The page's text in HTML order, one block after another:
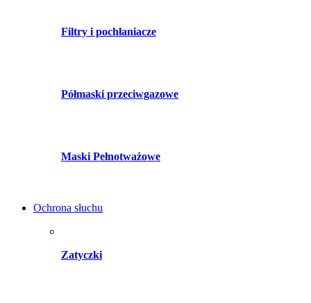
Filtry i pochłaniacze
Półmaski przeciwgazowe
Maski Pełnotważowe
Ochrona słuchu
Zatyczki